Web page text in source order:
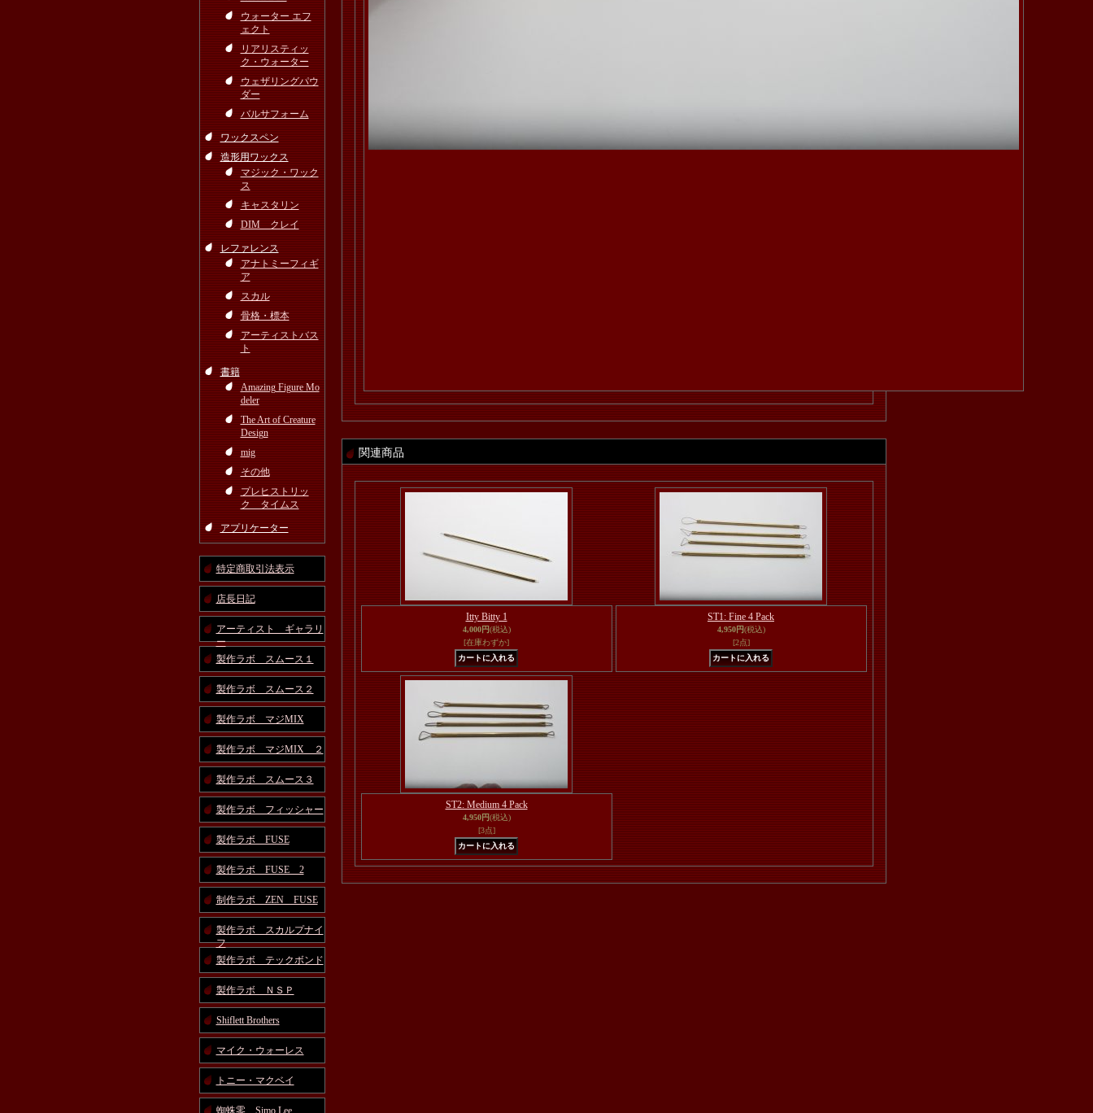
ウォーター エフ
ェクト
リアリスティッ
ク・ウォーター
ウェザリングパウ
ダー
バルサフォーム
ワックスペン
造形用ワックス
マジック・ワック
ス
キャスタリン
DIM クレイ
レファレンス
アナトミーフィギ
ア
スカル
骨格・標本
アーティストバス
ト
書籍
Amazing Figure Mo
deler
The Art of Creature
Design
mig
その他
プレヒストリッ
ク タイムス
アプリケーター
特定商取引法表示
店長日記
アーティスト ギャラリ
ー
製作ラボ スムース１
製作ラボ スムース２
製作ラボ マジMIX
製作ラボ マジMIX ２
製作ラボ スムース３
製作ラボ フィッシャー
製作ラボ FUSE
製作ラボ FUSE 2
制作ラボ ZEN FUSE
製作ラボ スカルプナイ
フ
製作ラボ テックボンド
製作ラボ ＮＳＰ
Shiflett Brothers
マイク・ウォーレス
トニー・マクベイ
蜘蛛零 Simo Lee
関連商品
Itty Bitty 1
4,000円(税込)
[在庫わずか]
ST1: Fine 4 Pack
4,950円(税込)
[2点]
ST2: Medium 4 Pack
4,950円(税込)
[3点]